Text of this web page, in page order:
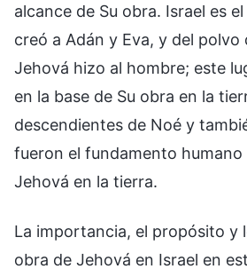
alcance de Su obra. Israel es
creó a Adán y Eva, y del polvo
Jehová hizo al hombre; este
en la base de Su obra en la
descendientes de Noé y
fueron el fundamento humano
Jehová en la tierra.
La importancia, el propósito y
obra de Jehová en Israel en